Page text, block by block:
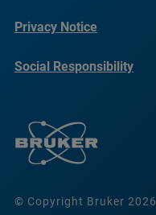
© Copyright Bruker 2026
Privacy Notice
Social Responsibility